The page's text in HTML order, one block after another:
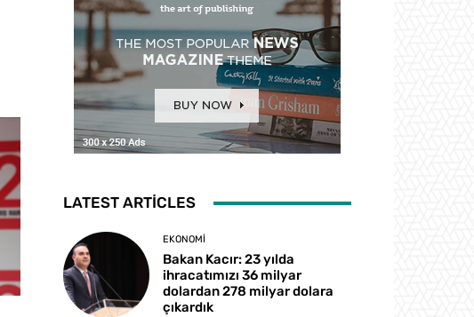
LATEST ARTICLES
EKONOMI
Bakan Kacır: 23 yılda
ihracatımızı 36 milyar
dolardan 278 milyar dolara
çıkardık